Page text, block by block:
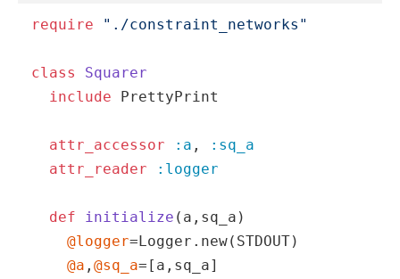
require "./constraint_networks"
class
Squarer
include PrettyPrint
attr_accessor :a ,
:sq_a
attr_reader
:logger
def initialize (a,sq_a)
@logger=Logger.new(STDOUT)
@a , @sq_a=[a,sq_a]